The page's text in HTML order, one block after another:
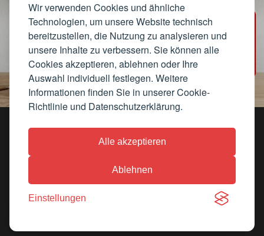
Wir verwenden Cookies und ähnliche
Technologien, um unsere Website technisch
bereitzustellen, die Nutzung zu analysieren und
unsere Inhalte zu verbessern. Sie können alle
Cookies akzeptieren, ablehnen oder Ihre
Auswahl individuell festlegen. Weitere
Informationen finden Sie in unserer Cookie-
Richtlinie und Datenschutzerklärung.
Alle akzeptieren
Ablehnen
Einstellungen
Av. Meritxell, 38, AD500 Andorra la Vella, Andorra
Apotheker: José González Saludes · Reg.-Nr.: 76 · Handels-Nr.:
916067-J